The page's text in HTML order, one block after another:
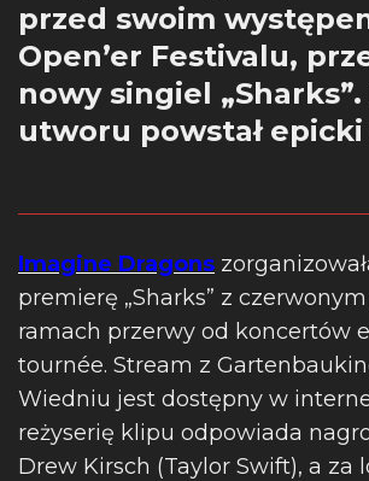
przed swoim
Open’er Festivalu,
nowy singiel „Sharks”.
utworu powstał
Imagine Dragons
premierę „Sharks” z
ramach przerwy od koncertów
tournée. Stream z
Wiedniu jest dostępny w
reżyserię klipu odpowiada
Drew Kirsch (Taylor Swift), a za